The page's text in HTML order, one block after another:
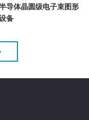
导体晶圆级电子束图形
备